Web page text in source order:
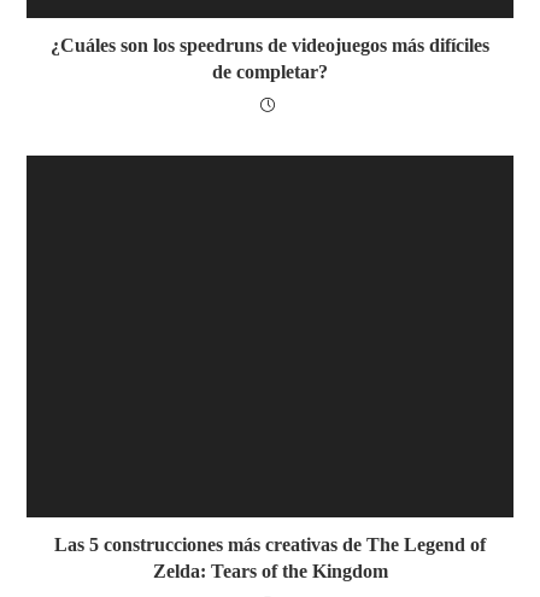
¿Cuáles son los speedruns de videojuegos más difíciles
de completar?
Las 5 construcciones más creativas de The Legend of
Zelda: Tears of the Kingdom